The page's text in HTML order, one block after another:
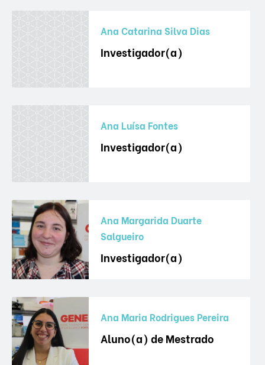
Ana Catarina Silva Dias
Investigador(a)
Ana Luísa Fontes
Investigador(a)
Ana Margarida Duarte
Salgueiro
Investigador(a)
Ana Maria Rodrigues Pereira
Aluno(a) de Mestrado